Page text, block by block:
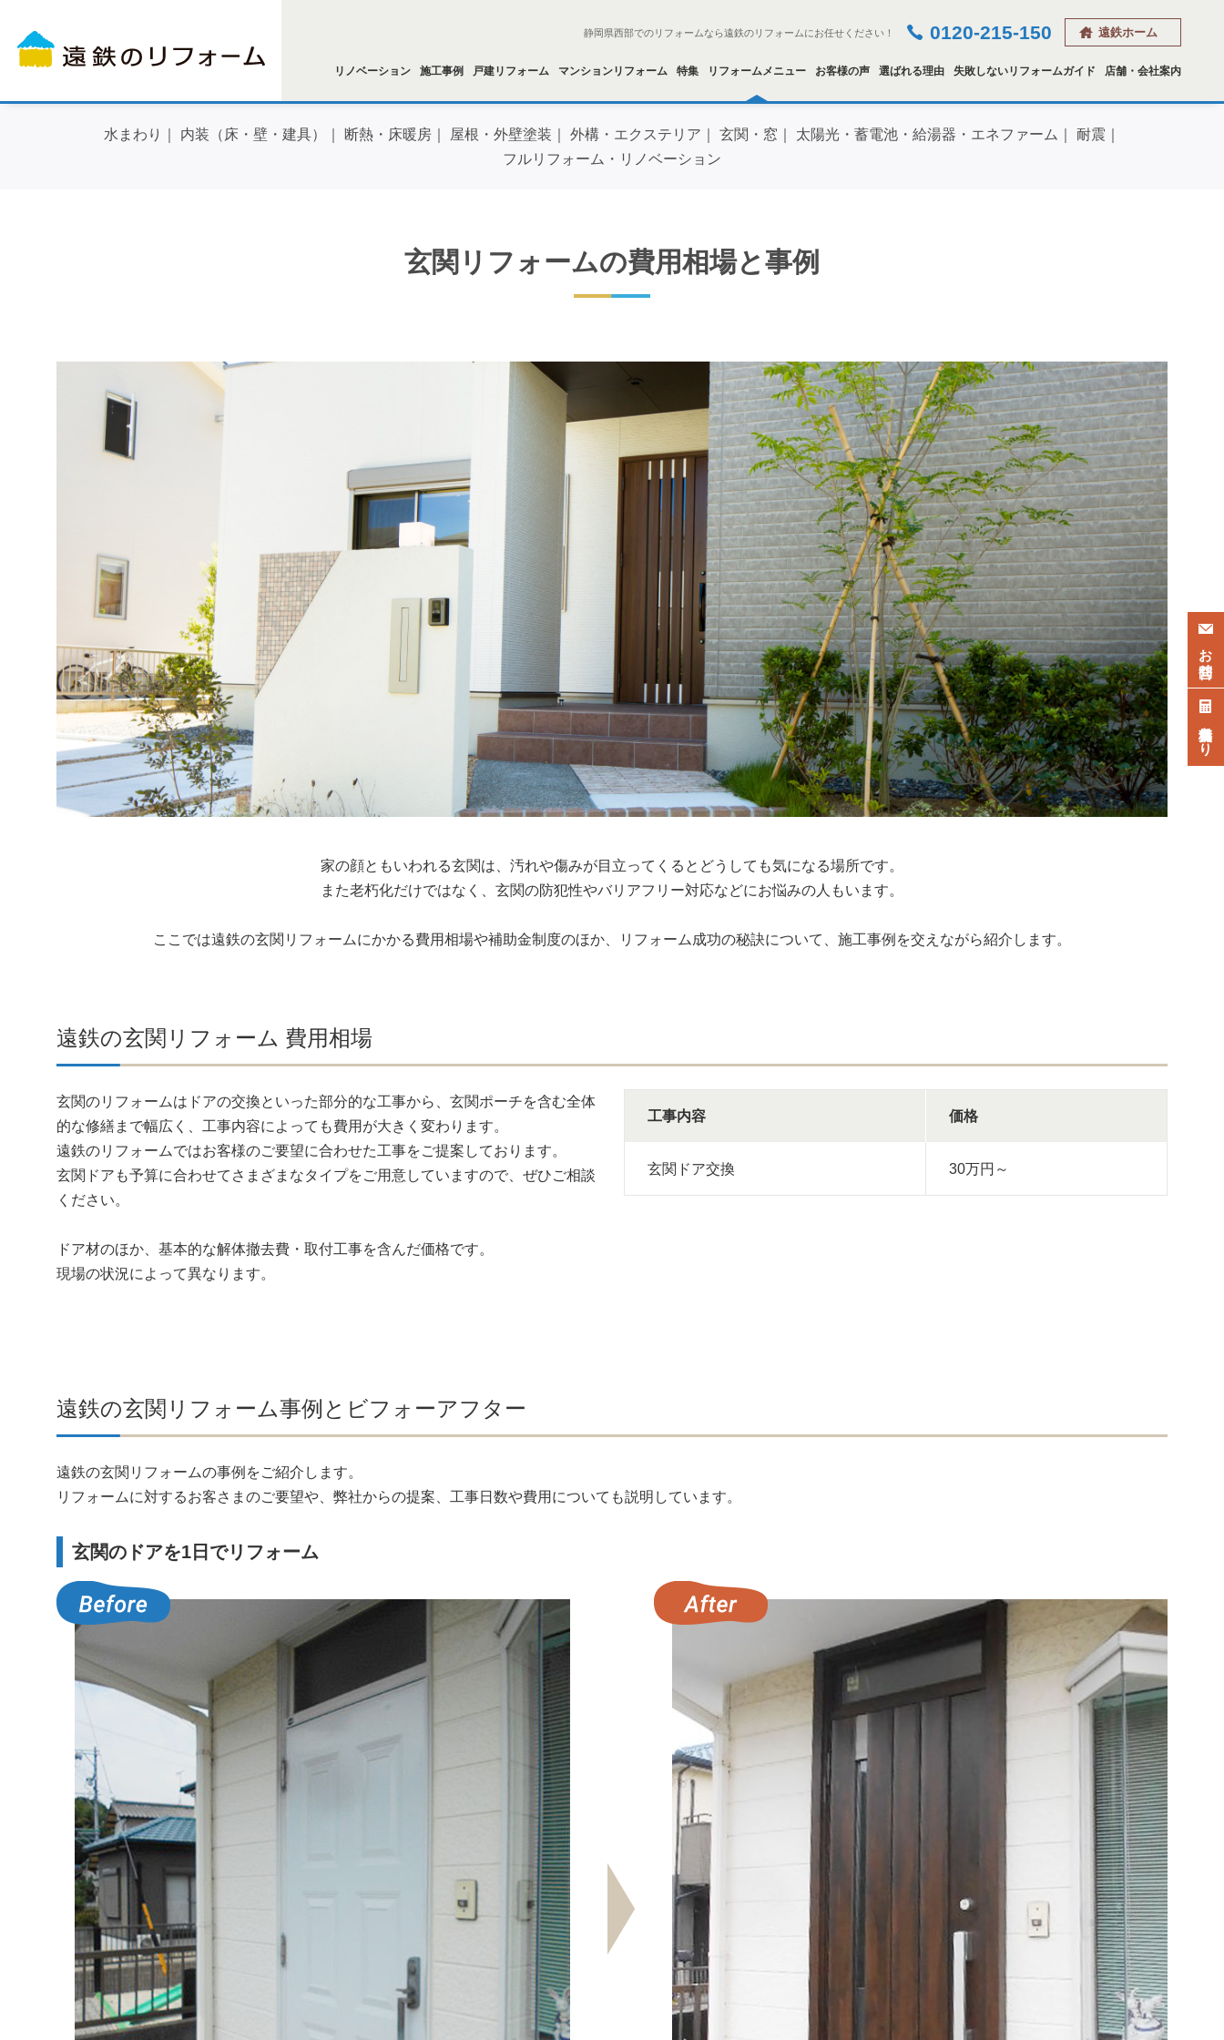
静岡県西部でのリフォームなら遠鉄のリフォームにお任せください！ 0120-215-150 遠鉄ホーム
リノベーション 施工事例 戸建リフォーム マンションリフォーム 特集 リフォームメニュー お客様の声 選ばれる理由 失敗しないリフォームガイド 店舗・会社案内
水まわり 内装（床・壁・建具） 断熱・床暖房 屋根・外壁塗装 外構・エクステリア 玄関・窓 太陽光・蓄電池・給湯器・エネファーム
耐震
フルリフォーム・リノベーション
玄関リフォームの費用相場と事例
家の顔ともいわれる玄関は、汚れや傷みが目立ってくるとどうしても気になる場所です。
また老朽化だけではなく、玄関の防犯性やバリアフリー対応などにお悩みの人もいます。
ここでは遠鉄の玄関リフォームにかかる費用相場や補助金制度のほか、リフォーム成功の秘訣について、施工事例を交えながら紹介します。
遠鉄の玄関リフォーム 費用相場
玄関のリフォームはドアの交換といった部分的な工事から、玄関ポーチを含む全体
的な修繕まで幅広く、工事内容によっても費用が大きく変わります。
遠鉄のリフォームではお客様のご要望に合わせた工事をご提案しております。
玄関ドアも予算に合わせてさまざまなタイプをご用意していますので、ぜひご相談
ください。
ドア材のほか、基本的な解体撤去費・取付工事を含んだ価格です。
現場の状況によって異なります。
工事内容 価格
玄関ドア交換 30万円～
遠鉄の玄関リフォーム事例とビフォーアフター
遠鉄の玄関リフォームの事例をご紹介します。
リフォームに対するお客さまのご要望や、弊社からの提案、工事日数や費用についても説明しています。
玄関のドアを1日でリフォーム
お問合せ
無料見積もり